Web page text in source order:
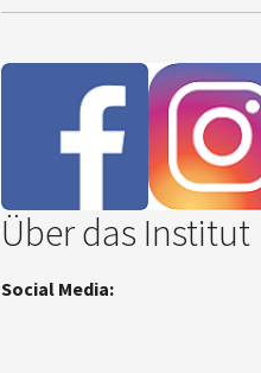
Über das Institut
Social Media: